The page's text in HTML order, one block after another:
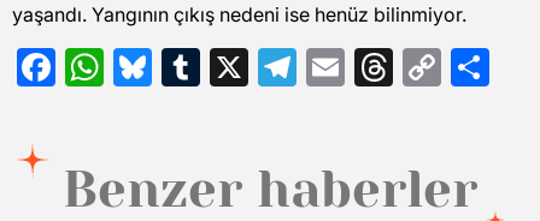
yaşandı. Yangının çıkış nedeni ise henüz bilinmiyor.
Facebook
WhatsApp
Bluesky
Tumblr
X Telegram
EmailThreads
Copy
Benzer haberler